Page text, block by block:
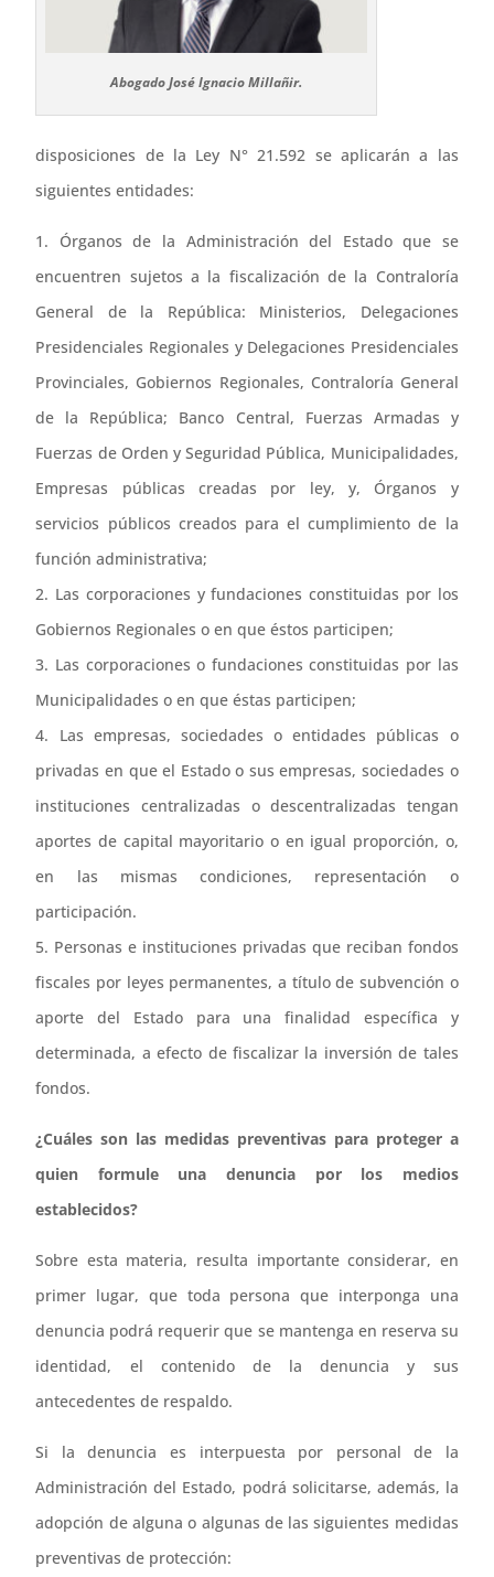
Abogado José Ignacio Millañir.
disposiciones de la Ley N° 21.592 se aplicarán a las
siguientes entidades:
1. Órganos de la Administración del Estado que se
encuentren sujetos a la fiscalización de la Contraloría
General de la República: Ministerios, Delegaciones
Presidenciales Regionales y Delegaciones Presidenciales
Provinciales, Gobiernos Regionales, Contraloría General
de la República; Banco Central, Fuerzas Armadas y
Fuerzas de Orden y Seguridad Pública, Municipalidades,
Empresas públicas creadas por ley, y, Órganos y
servicios públicos creados para el cumplimiento de la
función administrativa;
2. Las corporaciones y fundaciones constituidas por los
Gobiernos Regionales o en que éstos participen;
3. Las corporaciones o fundaciones constituidas por las
Municipalidades o en que éstas participen;
4. Las empresas, sociedades o entidades públicas o
privadas en que el Estado o sus empresas, sociedades o
instituciones centralizadas o descentralizadas tengan
aportes de capital mayoritario o en igual proporción, o,
en las mismas condiciones, representación o
participación.
5. Personas e instituciones privadas que reciban fondos
fiscales por leyes permanentes, a título de subvención o
aporte del Estado para una finalidad específica y
determinada, a efecto de fiscalizar la inversión de tales
fondos.
¿Cuáles son las medidas preventivas para proteger a
quien formule una denuncia por los medios
establecidos?
Sobre esta materia, resulta importante considerar, en
primer lugar, que toda persona que interponga una
denuncia podrá requerir que se mantenga en reserva su
identidad, el contenido de la denuncia y sus
antecedentes de respaldo.
Si la denuncia es interpuesta por personal de la
Administración del Estado, podrá solicitarse, además, la
adopción de alguna o algunas de las siguientes medidas
preventivas de protección: